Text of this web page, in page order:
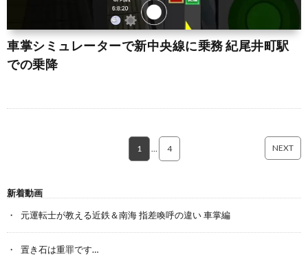
車掌シミュレーターで新中央線に乗務 紀尾井町駅
での乗降
1 4 NEXT
新着動画
元運転士が教える近鉄＆南海 指差喚呼の違い 車掌編
置き石は重罪です…